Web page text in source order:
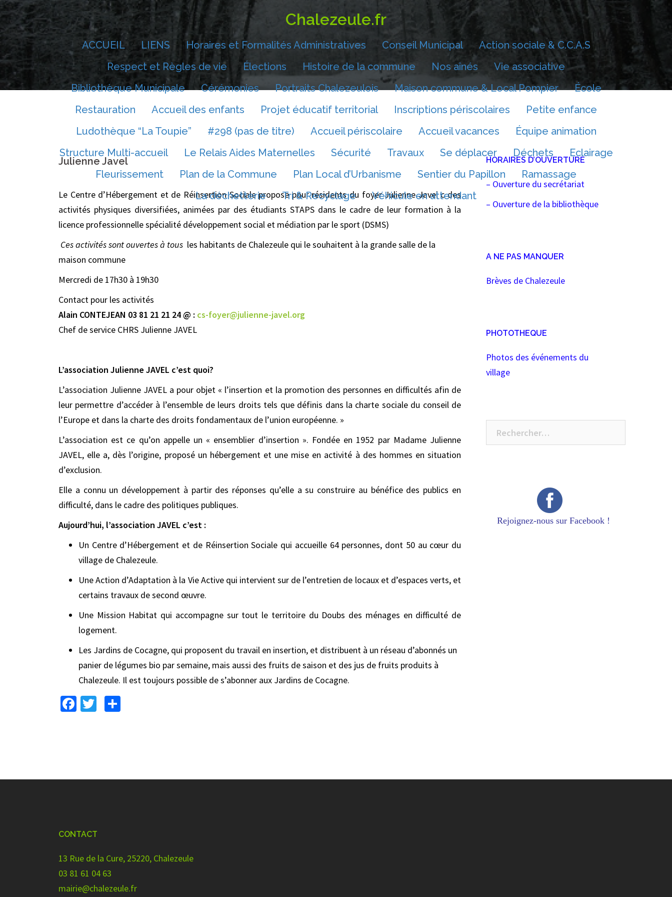
Aller
contenu
Chalezeule.fr
ACCUEIL LIENS Horaires et Formalités Administratives Conseil Municipal
Action sociale & C.C.A.S
Respect et Règles de vie
Élections Histoire de la commune Nos aînés
Vie associative
Bibliothèque Municipale
Cérémonies Portraits Chalezeulois Maison commune & Local Pompier
École
Restauration
Accueil des enfants Projet éducatif territorial Inscriptions périscolaires
Petite enfance
Ludothèque “La Toupie”
#298 (pas de titre) Accueil périscolaire Accueil vacances
Équipe animation
Structure Multi-accueil
Le Relais Aides Maternelles Sécurité Travaux Se déplacer Déchets
Eclairage
Fleurissement
Plan de la Commune Plan Local d’Urbanisme Sentier du Papillon
Ramassage
La déchetterie
Tri & Recyclage Véhicule en attendant
Julienne Javel
Le Centre d’Hébergement et de Réinsertion Sociale propose pour résidents du foyer Julienne Javel c des
activités physiques diversifiées, animées par des étudiants STAPS dans le cadre de leur formation à la
licence professionnelle spécialité développement social et médiation par le sport (DSMS)
Ces activités sont ouvertes à tous les habitants de Chalezeule qui le souhaitent à la grande salle de la
maison commune
Mercredi de 17h30 à 19h30
Contact pour les activités
Alain CONTEJEAN 03 81 21 21 24 @ : cs-foyer@julienne-javel.org
Chef de service CHRS Julienne JAVEL
L’association Julienne JAVEL c’est quoi?
L’association Julienne JAVEL a pour objet « l’insertion et la promotion des personnes en difficultés afin de
leur permettre d’accéder à l’ensemble de leurs droits tels que définis dans la charte sociale du conseil de
l’Europe et dans la charte des droits fondamentaux de l’union européenne. »
L’association est ce qu’on appelle un « ensemblier d’insertion ». Fondée en 1952 par Madame Julienne
JAVEL, elle a, dès l’origine, proposé un hébergement et une mise en activité à des hommes en situation
d’exclusion.
Elle a connu un développement à partir des réponses qu’elle a su construire au bénéfice des publics en
difficulté, dans le cadre des politiques publiques.
Aujourd’hui, l’association JAVEL c’est :
Un Centre d’Hébergement et de Réinsertion Sociale qui accueille 64 personnes, dont 50 au cœur du
village de Chalezeule.
Une Action d’Adaptation à la Vie Active qui intervient sur de l’entretien de locaux et d’espaces verts, et
certains travaux de second œuvre.
Une Mission Habitat qui accompagne sur tout le territoire du Doubs des ménages en difficulté de
logement.
Les Jardins de Cocagne, qui proposent du travail en insertion, et distribuent à un réseau d’abonnés un
panier de légumes bio par semaine, mais aussi des fruits de saison et des jus de fruits produits à
Chalezeule. Il est toujours possible de s’abonner aux Jardins de Cocagne.
Facebook
Twitter
HORAIRES D’OUVERTURE
– Ouverture du secrétariat
– Ouverture de la bibliothèque
A NE PAS MANQUER
Brèves de Chalezeule
PHOTOTHEQUE
Photos des événements du
village
Rechercher :
Rejoignez-nous sur Facebook !
CONTACT
13 Rue de la Cure, 25220, Chalezeule
03 81 61 04 63
mairie@chalezeule.fr